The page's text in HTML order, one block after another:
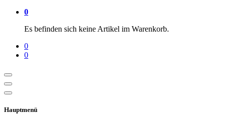
0
Es befinden sich keine Artikel im Warenkorb.
0
0
Hauptmenü